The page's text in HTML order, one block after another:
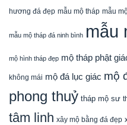
hương đá đẹp mẫu mộ tháp mẫu
mẫu mộ tháp đá ninh bình mẫu
mộ hình tháp đẹp mộ tháp phật
không mái mộ đá lục giác mộ
phong thuỷ tháp mộ sư
tâm linh xây mộ bằng đá đẹp